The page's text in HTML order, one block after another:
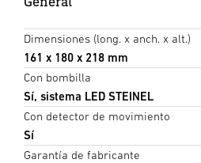
Dimensiones (long. x anch. x alt.)
161 x 180 x 218 mm
Con bombilla
Sí, sistema LED STEINEL
Con detector de movimiento
Sí
Garantía de fabricante